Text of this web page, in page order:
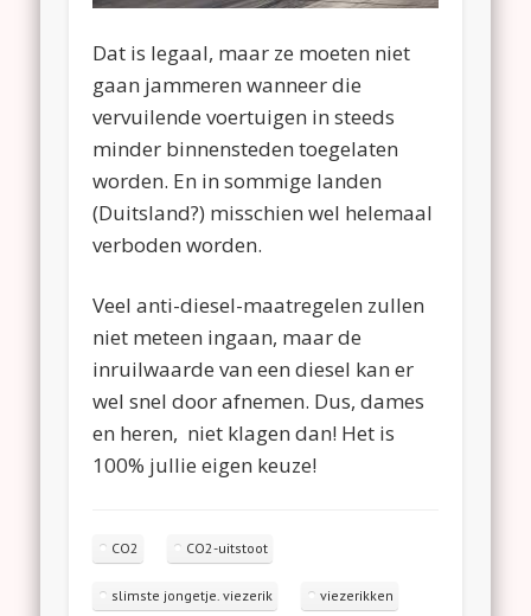
Dat is legaal, maar ze moeten niet
gaan jammeren wanneer die
vervuilende voertuigen in steeds
minder binnensteden toegelaten
worden. En in sommige landen
(Duitsland?) misschien wel helemaal
verboden worden.
Veel anti-diesel-maatregelen zullen
niet meteen ingaan, maar de
inruilwaarde van een diesel kan er
wel snel door afnemen. Dus, dames
en heren, niet klagen dan! Het is
100% jullie eigen keuze!
CO2 CO2-uitstoot
slimste jongetje. viezerik viezerikken